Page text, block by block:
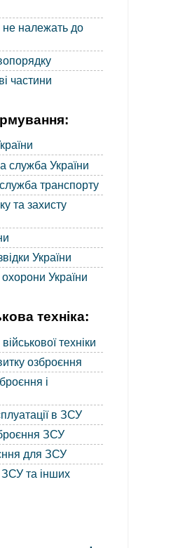
належать до
частини
служба України
транспорту
та захисту
України
України
техніка:
техніки
озброєння
і
в ЗСУ
ЗСУ
для ЗСУ
та інших